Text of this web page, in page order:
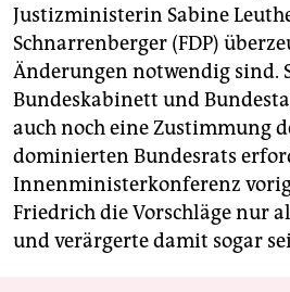
Justizministerin Sabine
Schnarrenberger (FDP)
Änderungen notwendig sind.
Bundeskabinett und
auch noch eine Zustimmung
dominierten Bundesrats
Innenministerkonferenz
Friedrich die Vorschläge nur
und verärgerte damit sogar